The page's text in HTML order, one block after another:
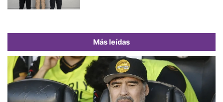
Más leídas